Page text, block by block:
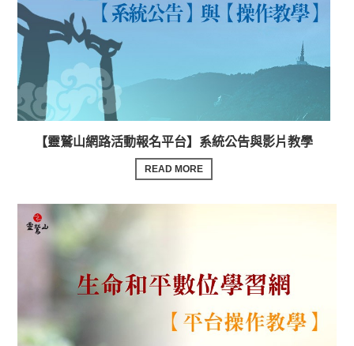
【靈鷲山網路活動報名平台】系統公告與影片教學
READ MORE